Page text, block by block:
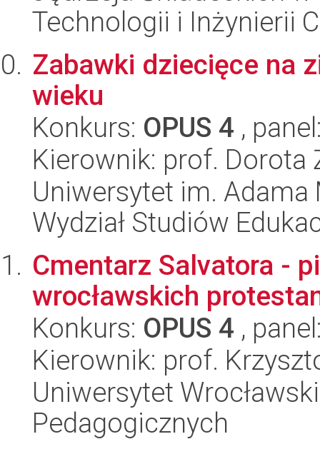
Technologii i Inżynierii
Zabawki dziecięce na
wieku
Konkurs: OPUS 4 ,
Kierownik: prof. Dorota
Uniwersytet im.
Wydział Studiów
Cmentarz Salvatora -
wrocławskich
Konkurs: OPUS 4 ,
Kierownik: prof.
Uniwersytet
Pedagogicznych